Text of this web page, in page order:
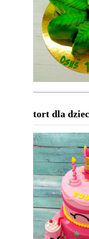
tort dla